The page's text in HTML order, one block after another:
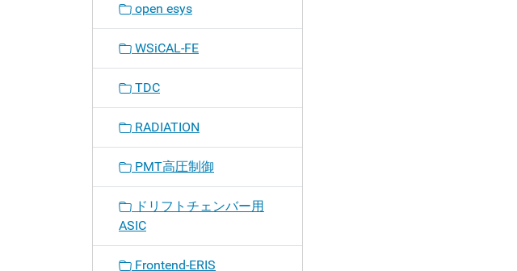
open esys
WSiCAL-FE
TDC
RADIATION
PMT高圧制御
ドリフトチェンバー用
ASIC
Frontend-ERIS